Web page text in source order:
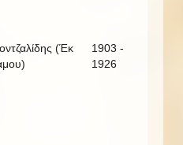
(Έκ
1903 -
1926